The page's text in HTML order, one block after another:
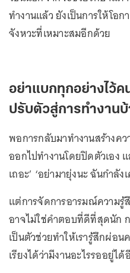
ทำงานแล้ว ยังเป็นการให้โอก
จังหวะที่เหมาะสมอีกด้วย
อย่าแบกทุกอย่างไว้ค
ปรับตัวสู่การทำงาน
พอการกลับมาทำงานสร้างคว
ออกไปทำงานโดยปิดตัวเอง
เถอะ’ ‘อย่ามายุ่งนะ ฉันกำลัง
แต่การจัดการอารมณ์ความรู้
อาจไม่ใช่คำตอบที่ดีที่สุดนัก
เป็นตัวช่วยทำให้เรารู้สึกผ่อ
เรียงได้ว่ามีงานอะไรรออยู่ไ